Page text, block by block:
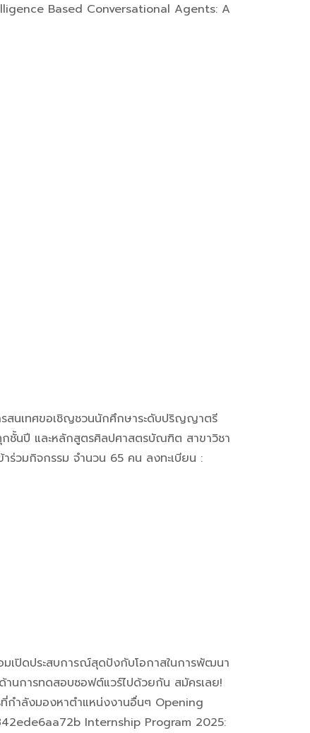
Based Conversational Agents: A
นเทศขอเชิญชวนนักศึกษาระดับปริญญาตรี
ชั้นปี และหลักสูตรศิลปศาสตรบัณฑิต สาขาวิชา
ร่วมกิจกรรม จำนวน 65 คน ลงทะเบียน :
เปิดประสบการณ์สุดปังกับโอกาสในการพัฒนา
นการทดสอบซอฟต์แวร์ไปด้วยกัน สมัครเลย!
ำลังมองหาตำแหน่งงานอื่นๆ Opening
Internship Program 2025: